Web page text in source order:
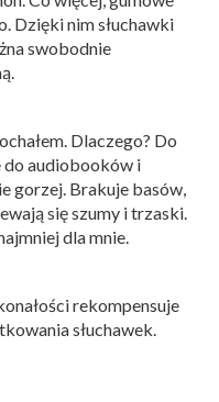
Dzięki nim słuchawki
swobodnie
Dlaczego? Do
do audiobooków i
gorzej. Brakuje basów,
się szumy i trzaski.
dla mnie.
rekompensuje
słuchawek.